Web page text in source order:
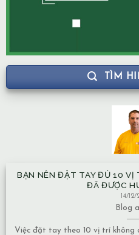
TÌM
BẠN NÊN ĐẶT TAY ĐỦ 10 VỊ
ĐÃ ĐƯỢC
14/
Blog
Việc đặt tay theo 10 vị trí không